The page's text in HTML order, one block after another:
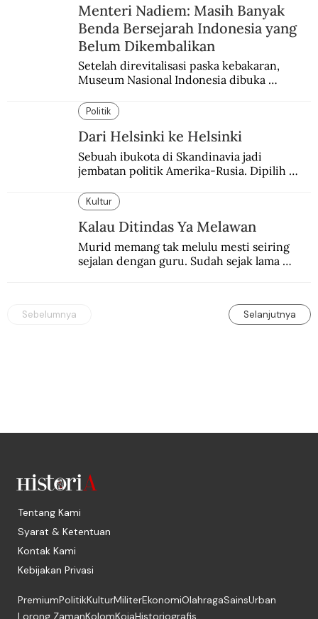
Menteri Nadiem: Masih Banyak
Benda Bersejarah Indonesia yang
Belum Dikembalikan
Setelah direvitalisasi paska kebakaran,
Museum Nasional Indonesia dibuka
Pameran Repatriasi 2024.
Politik
Dari Helsinki ke Helsinki
Sebuah ibukota di Skandinavia jadi
jembatan politik Amerika-Rusia. Dipilih
Kultur
Kalau Ditindas Ya Melawan
Murid memang tak melulu mesti seiring
sejalan dengan guru. Sudah sejak lama
Sebelumnya Selanjutnya
Tentang Kami
Syarat & Ketentuan
Kontak Kami
Kebijakan Privasi
PremiumPolitikKulturMiliterEkonomiOlahragaSainsUrban
Lorong ZamanKolomKojaHistoriografis